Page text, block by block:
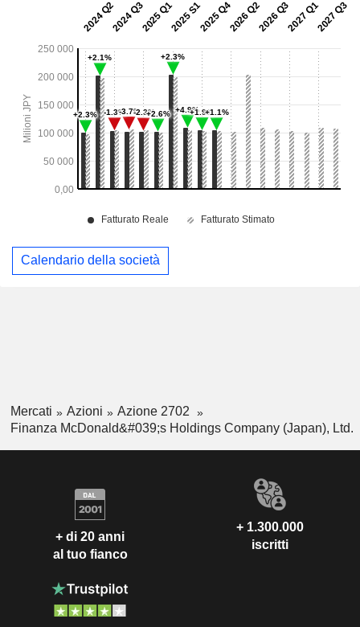
Calendario della società
Mercati Azioni
Azione 2702
Finanza McDonald&#039;s Holdings Company (Japan), Ltd.
+ di 20 anni
al tuo fianco
+ 1.300.000
iscritti